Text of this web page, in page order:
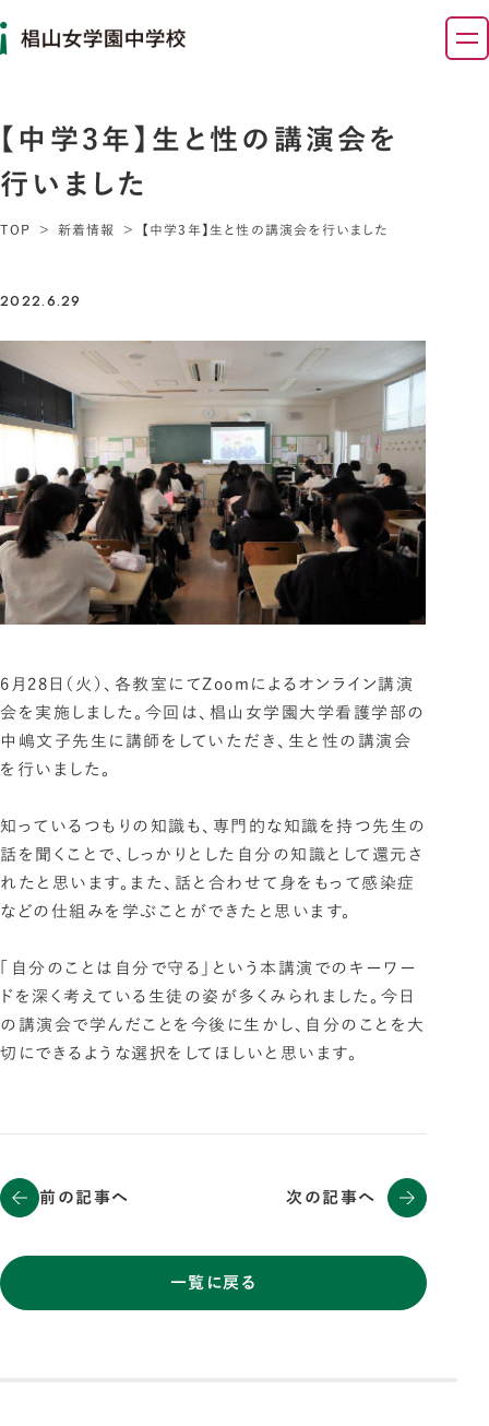
【中学3年】生と性の講演会を
行いました
TOP 新着情報 【中学3年】生と性の講演会を行いました
2022.6.29
6月28日（火）、各教室にてZoomによるオンライン講演
会を実施しました。今回は、椙山女学園大学看護学部の
中嶋文子先生に講師をしていただき、生と性の講演会
を行いました。
知っているつもりの知識も、専門的な知識を持つ先生の
話を聞くことで、しっかりとした自分の知識として還元さ
れたと思います。また、話と合わせて身をもって感染症
などの仕組みを学ぶことができたと思います。
「自分のことは自分で守る」という本講演でのキーワー
ドを深く考えている生徒の姿が多くみられました。今日
の講演会で学んだことを今後に生かし、自分のことを大
切にできるような選択をしてほしいと思います。
前の記事へ
一覧に戻る
次の記事へ